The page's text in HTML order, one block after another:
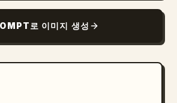
로 이미지 생성